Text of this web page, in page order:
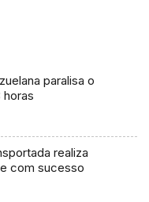
paralisa o
horas
realiza
com sucesso